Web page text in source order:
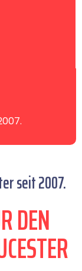
seit 2007.
DEN